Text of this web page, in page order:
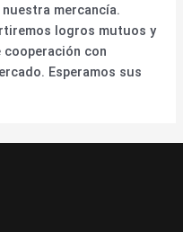
mercancía.
logros mutuos y
con
Esperamos sus